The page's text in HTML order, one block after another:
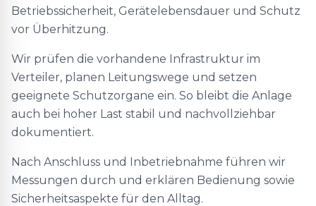
Betriebssicherheit, Gerätelebensdauer und Schutz
vor Überhitzung.
Wir prüfen die vorhandene Infrastruktur im
Verteiler, planen Leitungswege und setzen
geeignete Schutzorgane ein. So bleibt die Anlage
auch bei hoher Last stabil und nachvollziehbar
dokumentiert.
Nach Anschluss und Inbetriebnahme führen wir
Messungen durch und erklären Bedienung sowie
Sicherheitsaspekte für den Alltag.